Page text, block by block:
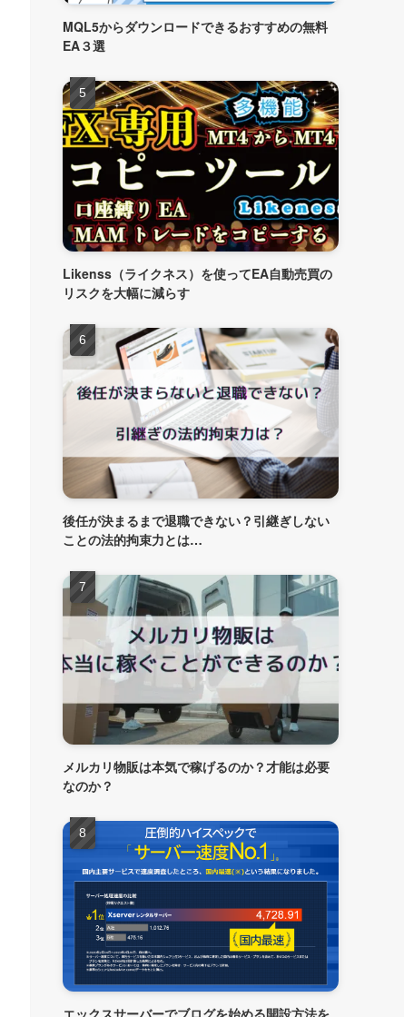
MQL5からダウンロードできるおすすめの無料
EA３選
Likenss（ライクネス）を使ってEA自動売買の
リスクを大幅に減らす
後任が決まるまで退職できない？引継ぎしない
ことの法的拘束力とは…
メルカリ物販は本気で稼げるのか？才能は必要
なのか？